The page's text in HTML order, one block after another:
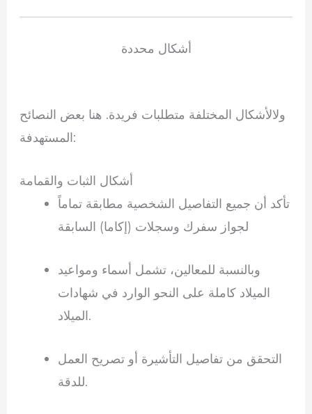
أشكال محددة
ولالأشكال المختلفة متطلبات فريدة. هنا بعض النصائح
المستهدفة:
أشكال الثبات والقمامة
تأكد أن جميع التفاصيل الشخصية مطابقة تماماً
لجواز سفرك وسجلات (إكاما) السابقة
وبالنسبة للمعالين، تشمل أسماء ومواعيد
الميلاد كاملة على النحو الوارد في شهادات
الميلاد.
التحقق من تفاصيل التأشيرة أو تصريح العمل
للدقة.